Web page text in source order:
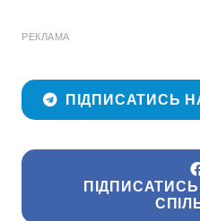
РЕКЛАМА
ПІДПИСАТИСЬ
ПІДПИСАТИСЬ